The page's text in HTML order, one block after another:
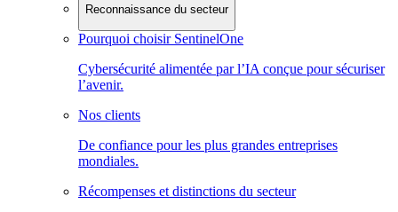
Reconnaissance du secteur
Pourquoi choisir SentinelOne
Cybersécurité alimentée par l’IA conçue pour sécuriser
l’avenir.
Nos clients
De confiance pour les plus grandes entreprises
mondiales.
Récompenses et distinctions du secteur